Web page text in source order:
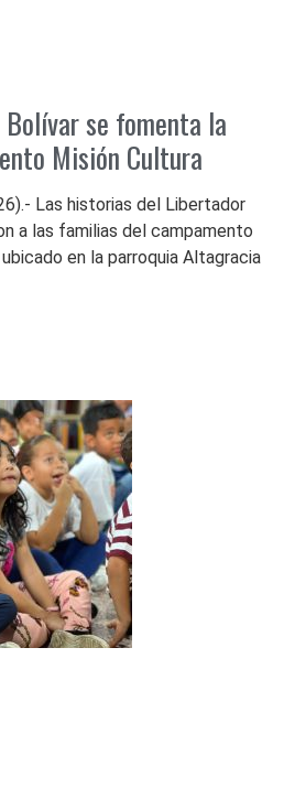
se fomenta la
Misión Cultura
Las historias del Libertador
a las familias del campamento
en la parroquia Altagracia